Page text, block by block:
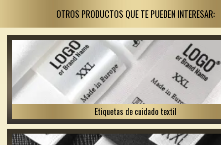
OTROS PRODUCTOS QUE TE PUEDEN INTERESAR:
Etiquetas de cuidado textil